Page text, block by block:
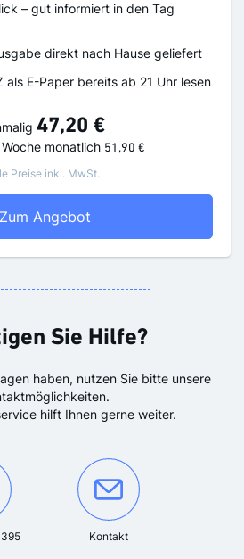
– gut informiert in den Tag
direkt nach Hause geliefert
als E-Paper bereits ab 21 Uhr lesen
47,20 €
monatlich 51,90 €
Preise inkl. MwSt.
Zum AngebotTZ
Sie Hilfe?
haben, nutzen Sie bitte unsere
hilft Ihnen gerne weiter.
Sie uns unter der Telefonnummer:
Oder kontaktieren Sie uns
Kontakt